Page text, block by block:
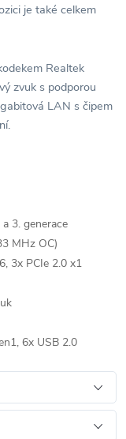
je také celkem
Realtek
zvuk s podporou
LAN s čipem
3. generace
MHz OC)
3x PCIe 2.0 x1
6x USB 2.0